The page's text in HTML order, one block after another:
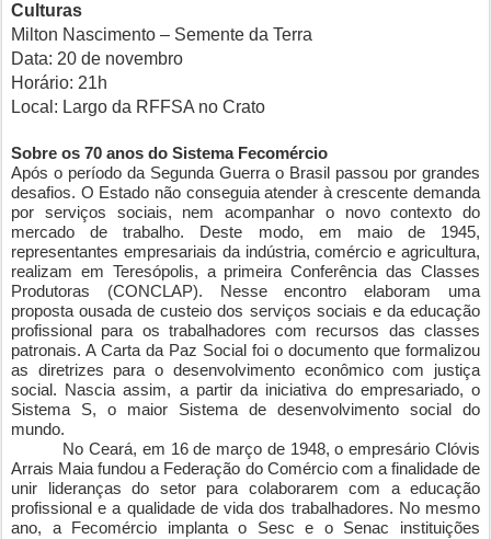
Culturas
Milton Nascimento – Semente da Terra
Data: 20 de novembro
Horário: 21h
Local: Largo da RFFSA no Crato
Sobre os 70 anos do Sistema Fecomércio
Após o período da Segunda Guerra o Brasil passou por grandes
desafios. O Estado não conseguia atender à crescente demanda
por serviços sociais, nem acompanhar o novo contexto do
mercado de trabalho. Deste modo, em maio de 1945,
representantes empresariais da indústria, comércio e agricultura,
realizam em Teresópolis, a primeira Conferência das Classes
Produtoras (CONCLAP). Nesse encontro elaboram uma
proposta ousada de custeio dos serviços sociais e da educação
profissional para os trabalhadores com recursos das classes
patronais. A Carta da Paz Social foi o documento que formalizou
as diretrizes para o desenvolvimento econômico com justiça
social. Nascia assim, a partir da iniciativa do empresariado, o
Sistema S, o maior Sistema de desenvolvimento social do
mundo.
No Ceará, em 16 de março de 1948, o empresário Clóvis
Arrais Maia fundou a Federação do Comércio com a finalidade de
unir lideranças do setor para colaborarem com a educação
profissional e a qualidade de vida dos trabalhadores. No mesmo
ano, a Fecomércio implanta o Sesc e o Senac instituições